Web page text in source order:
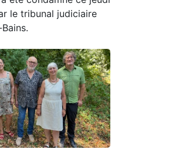
le tribunal judiciaire